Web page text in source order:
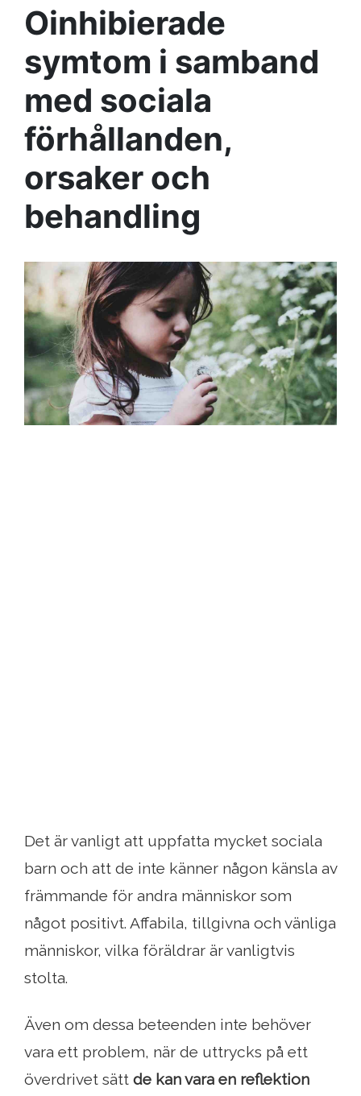
Oinhibierade
symtom i samband
med sociala
förhållanden,
orsaker och
behandling
Det är vanligt att uppfatta mycket sociala
barn och att de inte känner någon känsla av
främmande för andra människor som
något positivt. Affabila, tillgivna och vänliga
människor, vilka föräldrar är vanligtvis
stolta.
Även om dessa beteenden inte behöver
vara ett problem, när de uttrycks på ett
överdrivet sätt de kan vara en reflektion